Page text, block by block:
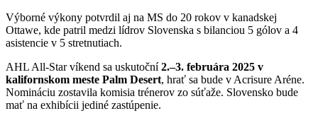
Výborné výkony potvrdil aj na MS do 20 rokov v kanadskej
Ottawe, kde patril medzi lídrov Slovenska s bilanciou 5 gólov a 4
asistencie v 5 stretnutiach.
AHL All-Star víkend sa uskutoční2.–3. februára 2025 v
kalifornskom meste Palm Desert, hrať sa bude v Acrisure Aréne.
Nomináciu zostavila komisia trénerov zo súťaže. Slovensko bude
mať na exhibícii jediné zastúpenie.